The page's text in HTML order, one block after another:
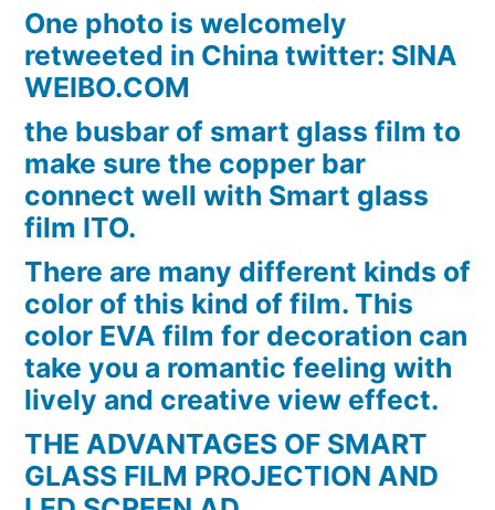
One photo is welcomely
retweeted in China twitter: SINA
WEIBO.COM
the busbar of smart glass film to
make sure the copper bar
connect well with Smart glass
film ITO.
There are many different kinds of
color of this kind of film. This
color EVA film for decoration can
take you a romantic feeling with
lively and creative view effect.
THE ADVANTAGES OF SMART
GLASS FILM PROJECTION AND